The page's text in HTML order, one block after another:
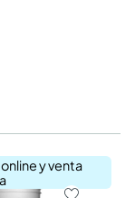
y venta